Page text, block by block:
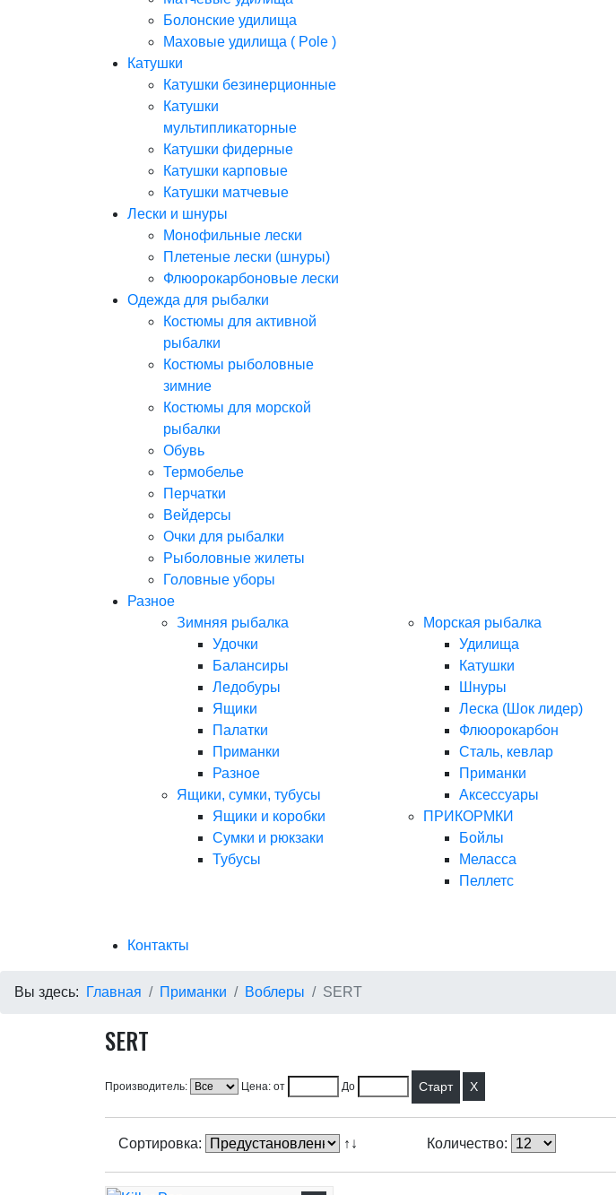
Болонские удилища
Маховые удилища ( Pole )
Катушки
Катушки безинерционные
Катушки
мультипликаторные
Катушки фидерные
Катушки карповые
Катушки матчевые
Лески и шнуры
Монофильные лески
Плетеные лески (шнуры)
Флюорокарбоновые лески
Одежда для рыбалки
Костюмы для активной
рыбалки
Костюмы рыболовные
зимние
Костюмы для морской
рыбалки
Обувь
Термобелье
Перчатки
Вейдерсы
Очки для рыбалки
Рыболовные жилеты
Головные уборы
Разное
Зимняя рыбалка
Удочки
Балансиры
Ледобуры
Ящики
Палатки
Приманки
Разное
Ящики, сумки, тубусы
Ящики и коробки
Сумки и рюкзаки
Тубусы
Морская рыбалка
Удилища
Катушки
Шнуры
Леска (Шок лидер)
Флюорокарбон
Сталь, кевлар
Приманки
Аксессуары
ПРИКОРМКИ
Бойлы
Меласса
Пеллетс
Контакты
Вы здесь: Главная Приманки Воблеры SERT
SERT
Производитель: Цена: от До X
Сортировка: ↑↓ Количество: